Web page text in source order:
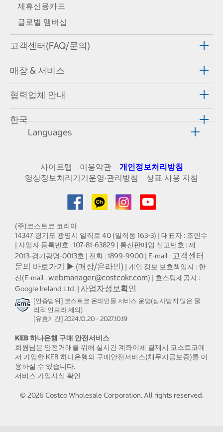
제휴신용카드
글로벌 멤버십
고객센터(FAQ/문의)
매장 & 서비스
협력업체 안내
한국
Languages
사이트맵 이용약관
개인정보처리방침
영상정보처리기기운영·관리방침
상표 사용 지침
(주)코스트코 코리아
14347 경기도 광명시 일직로 40 (일직동 163-3) | 대표자 : 조민수
| 사업자 등록번호 : 107-81-63829 | 통신판매업 신고번호 : 제
2013-경기광명-0013호 | 전화 : 1899-9900 | E-mail : 고객센터
문의 바로가기 ▶ (매장/온라인) | 개인 정보 보호책임자 : 한
신(E-mail :webmanager@costcokr.com) | 호스팅제공자 :
Google Ireland Ltd. | 사업자정보확인
[인증범위] 코스트코 온라인몰 서비스 운영(심사받지 않은 물
리적 인프라 제외)
[유효기간] 2024.10.20 - 2027.10.19
KEB 하나은행 구매 안전서비스
회원님은 안전거래를 위해 실시간 계좌이체 결제시 코스트코에
서 가입한 KEB 하나은행의 구매안전서비스(채무지급보증)를 이
용하실 수 있습니다.
서비스 가입사실 확인
© 2026 Costco Wholesale Corporation.All rights reserved.